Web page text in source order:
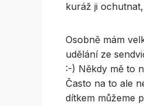
kuráž ji
Osobně mám
udělání ze
:-) Někdy mě to
Často na to ale
dítkem můžeme